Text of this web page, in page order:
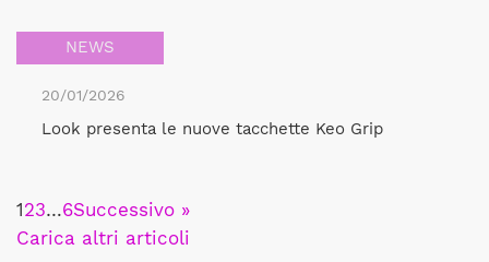
NEWS
20/01/2026
Look presenta le nuove tacchette Keo Grip
123…6Successivo »
Carica altri articoli